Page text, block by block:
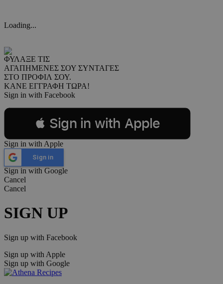
Loading...
ΦΥΛΑΞΕ ΤΙΣ
ΑΓΑΠΗΜΕΝΕΣ ΣΟΥ ΣΥΝΤΑΓΕΣ
ΣΤΟ ΠΡΟΦΙΛ ΣΟΥ.
ΚΑΝΕ ΕΓΓΡΑΦΗ ΤΩΡΑ!
Sign in with Facebook
 Sign in with Apple
Sign in with Apple
Sign in
Sign in with Google
Cancel
Cancel
SIGN UP
Sign up with Facebook
Sign up with Apple
Sign up with Google